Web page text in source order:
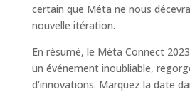
certain que Méta ne nous
nouvelle itération.
En résumé, le Méta Connect
un événement inoubliable,
d’innovations. Marquez la date